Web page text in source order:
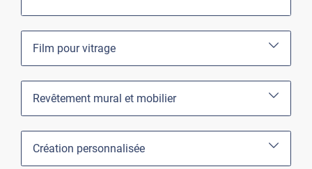
Film pour vitrage
Revêtement mural et mobilier
Création personnalisée